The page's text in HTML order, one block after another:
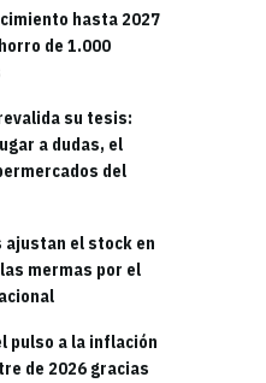
hasta 2027
de 1.000
su tesis:
a dudas, el
del
ajustan el stock en
mermas por el
pulso a la inflación
de 2026 gracias